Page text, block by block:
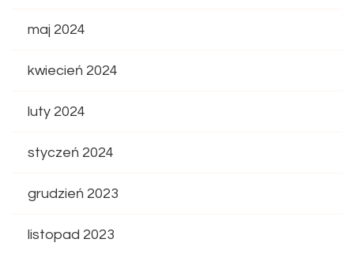
maj 2024
kwiecień 2024
luty 2024
styczeń 2024
grudzień 2023
listopad 2023